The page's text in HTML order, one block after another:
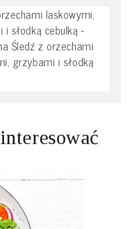
laskowymi,
i słodką cebulką -
Śledź z orzechami
grzybami i słodką